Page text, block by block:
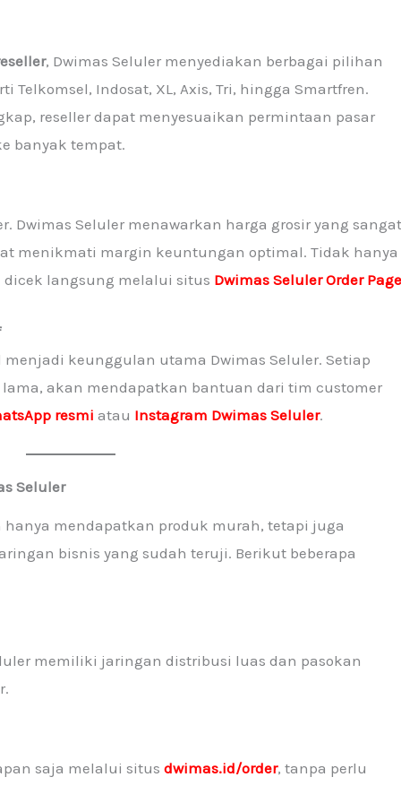
, Dwimas Seluler menyediakan berbagai pilihan
Telkomsel, Indosat, XL, Axis, Tri, hingga Smartfren.
reseller dapat menyesuaikan permintaan pasar
banyak tempat.
Dwimas Seluler menawarkan harga grosir yang sangat
menikmati margin keuntungan optimal. Tidak hanya
langsung melalui situs Dwimas Seluler Order Page
keunggulan utama Dwimas Seluler. Setiap
akan mendapatkan bantuan dari tim customer
resmi atau Instagram Dwimas Seluler.
Seluler
hanya mendapatkan produk murah, tetapi juga
bisnis yang sudah teruji. Berikut beberapa
memiliki jaringan distribusi luas dan pasokan
saja melalui situs dwimas.id/order, tanpa perlu